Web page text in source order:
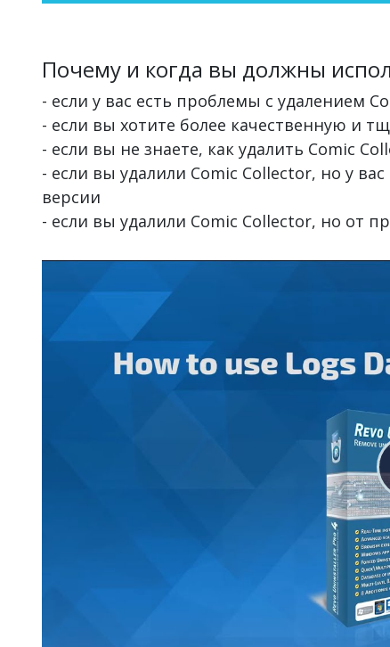
Почему и когда вы должны
- если у вас есть проблемы с удалением
- если вы хотите более качественную и
- если вы не знаете, как удалить Comic
- если вы удалили Comic Collector, но у
версии
- если вы удалили Comic Collector, но от